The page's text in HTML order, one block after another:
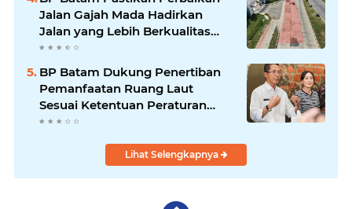
Jalan Gajah Mada Hadirkan
Jalan yang Lebih Berkualitas
dan Nyaman, Pengguna Jalan
Dihimbau Senantiasa Berhati-
hati
BP Batam Dukung Penertiban
Pemanfaatan Ruang Laut
Sesuai Ketentuan Peraturan
Perundang-undangan
Lihat Selengkapnya